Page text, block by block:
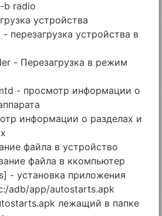
b radio
устройства
перезагрузка устройства в
- Перезагрузка в режим
- просмотр информации о
информации о разделах и
файла в устройство
файла в ккомпьютер
- установка приложения
adb/app/autostarts.apk
лежащий в папке